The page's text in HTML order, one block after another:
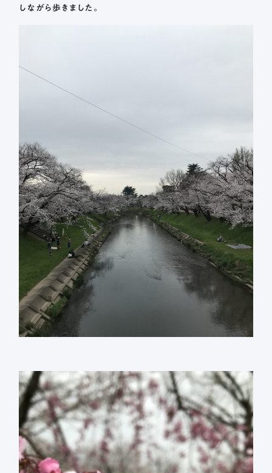
しながら歩きました。